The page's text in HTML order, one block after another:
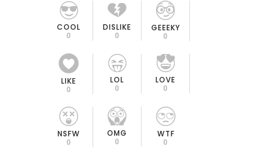
COOL
0
DISLIKE
0
GEEEKY
0
LIKE
0
LOL
0
LOVE
0
NSFW
0
OMG
0
WTF
0